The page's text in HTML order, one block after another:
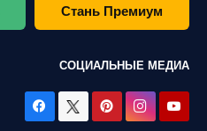
Стань Премиум
СОЦИАЛЬНЫЕ МЕДИА